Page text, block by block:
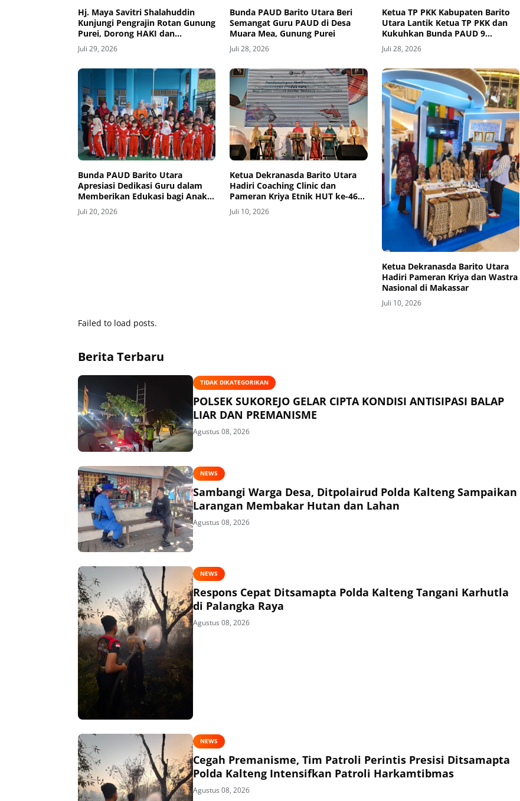
Hj. Maya Savitri Shalahuddin
Kunjungi Pengrajin Rotan Gunung
Purei, Dorong HAKI dan
Penguatan UMKM Berbasis
Kearifan Lokal
Juli 29, 2026
Bunda PAUD Barito Utara Beri
Semangat Guru PAUD di Desa
Muara Mea, Gunung Purei
Juli 28, 2026
Ketua TP PKK Kabupaten Barito
Utara Lantik Ketua TP PKK dan
Kukuhkan Bunda PAUD 9
Kecamatan
Juli 28, 2026
Bunda PAUD Barito Utara
Apresiasi Dedikasi Guru dalam
Memberikan Edukasi bagi Anak
Usia Dini
Juli 20, 2026
Ketua Dekranasda Barito Utara
Hadiri Coaching Clinic dan
Pameran Kriya Etnik HUT ke-46
Dekranas di Makassar
Juli 10, 2026
Ketua Dekranasda Barito Utara
Hadiri Pameran Kriya dan Wastra
Nasional di Makassar
Juli 10, 2026
Failed to load posts.
Berita Terbaru
TIDAK DIKATEGORIKAN
POLSEK SUKOREJO GELAR CIPTA KONDISI ANTISIPASI BALAP
LIAR DAN PREMANISME
Agustus 08, 2026
NEWS
Sambangi Warga Desa, Ditpolairud Polda Kalteng Sampaikan
Larangan Membakar Hutan dan Lahan
Agustus 08, 2026
NEWS
Respons Cepat Ditsamapta Polda Kalteng Tangani Karhutla
di Palangka Raya
Agustus 08, 2026
NEWS
Cegah Premanisme, Tim Patroli Perintis Presisi Ditsamapta
Polda Kalteng Intensifkan Patroli Harkamtibmas
Agustus 08, 2026